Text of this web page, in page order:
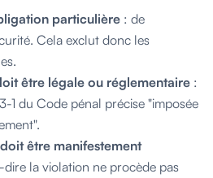
particulière : de
Cela exclut donc les
être légale ou réglementaire :
1 du Code pénal précise "imposée
être manifestement
la violation ne procède pas